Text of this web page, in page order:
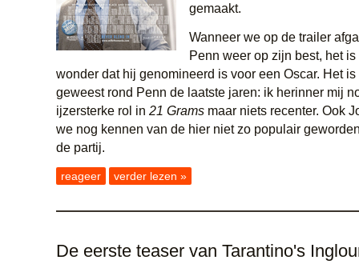
gemaakt.
Wanneer we op de trailer
Penn weer op zijn best, het
wonder dat hij genomineerd is voor een Oscar. Het is
geweest rond Penn de laatste jaren: ik herinner mij
ijzersterke rol in 21 Grams maar niets recenter. Ook
we nog kennen van de hier niet zo populair
de partij.
reageer verder lezen »
De eerste teaser van Tarantino's